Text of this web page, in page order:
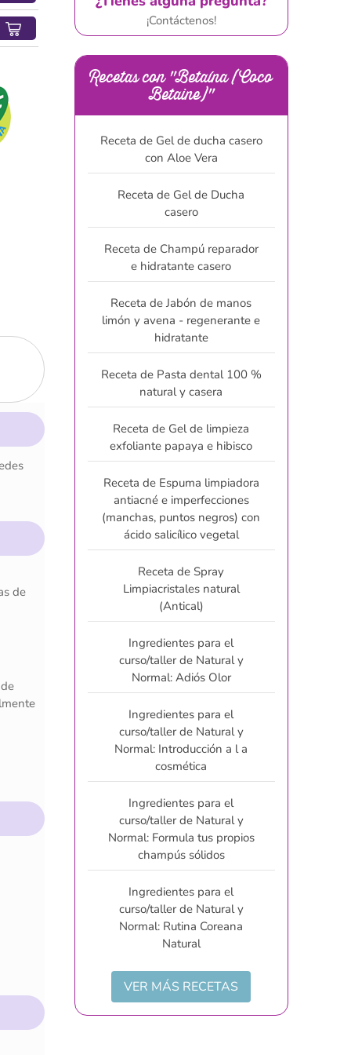
de
¡Contáctenos!
Recetas con "Betaína (Coco
Betaine)"
Receta de Gel de ducha casero
con Aloe Vera
Receta de Gel de Ducha
casero
Receta de Champú reparador
e hidratante casero
Receta de Jabón de manos
limón y avena - regenerante e
hidratante
Receta de Pasta dental 100 %
natural y casera
Receta de Gel de limpieza
exfoliante papaya e hibisco
Receta de Espuma limpiadora
antiacné e imperfecciones
(manchas, puntos negros) con
ácido salicílico vegetal
Receta de Spray
Limpiacristales natural
(Antical)
Ingredientes para el
curso/taller de Natural y
Normal: Adiós Olor
Ingredientes para el
curso/taller de Natural y
Normal: Introducción a l a
cosmética
Ingredientes para el
curso/taller de Natural y
Normal: Formula tus propios
champús sólidos
Ingredientes para el
curso/taller de Natural y
Normal: Rutina Coreana
Natural
VER MÁS RECETAS